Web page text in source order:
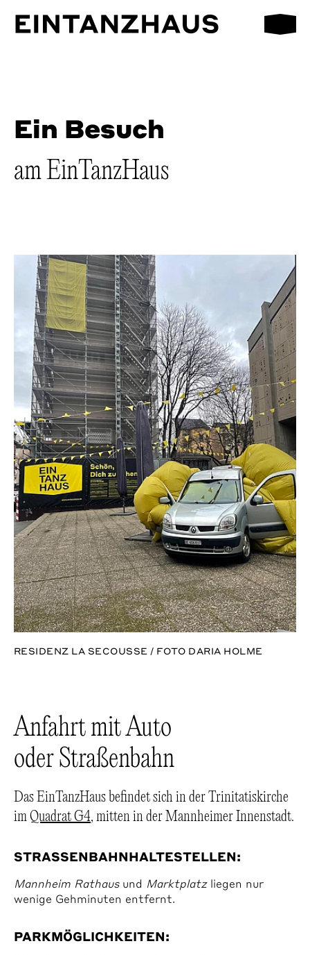
EinTanzHaus e.V.
Ein Besuch
am EinTanzHaus
RESIDENZ LA SECOUSSE / FOTO DARIA HOLME
Anfahrt mit Auto
oder Straßenbahn
Das EinTanzHaus befindet sich in der Trinitatiskirche
im Quadrat G4, mitten in der Mannheimer Innenstadt.
STRASSENBAHNHALTESTELLEN:
Mannheim Rathausund Marktplatzliegen nur
wenige Gehminuten entfernt.
PARKMÖGLICHKEITEN: